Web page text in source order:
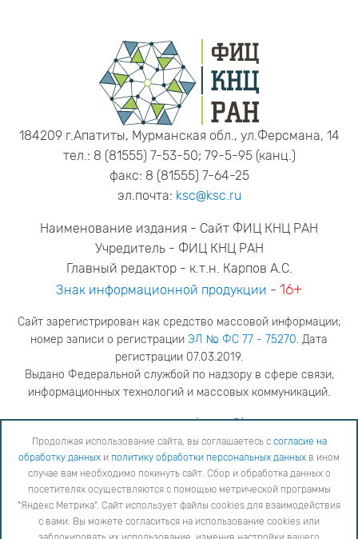
184209 г.Апатиты, Мурманская обл., ул.Ферсмана, 14
тел.: 8 (81555) 7-53-50; 79-5-95 (канц.)
факс: 8 (81555) 7-64-25
эл.почта: ksc@ksc.ru
Наименование издания - Сайт ФИЦ КНЦ РАН
Учредитель - ФИЦ КНЦ РАН
Главный редактор - к.т.н. Карпов А.С.
Знак информационной продукции - 16+
Сайт зарегистрирован как средство массовой информации;
номер записи о регистрации ЭЛ № ФС 77 - 75270. Дата
регистрации 07.03.2019.
Выдано Федеральной службой по надзору в сфере связи,
информационных технологий и массовых коммуникаций.
адрес редакцииya.stogova@ksc.ru
телефон редакции81555-79-516
Продолжая использование сайта, вы соглашаетесь с согласие на обработку данных
обработки персональных данных
в ином случае вам необходимо покинуть сайт. Сбор и обработка
данных о посетителях осуществляются с помощью метрической программы "Яндекс Метрика".
Сайт использует файлы cookies для взаимодействия с вами. Вы можете согласиться на
использование cookies или заблокировать их использование, изменив настройки вашего интернет-
Продолжая использование сайта, вы соглашаетесь с согласие на
обработку данных и политику обработки персональных данных в ином
случае вам необходимо покинуть сайт. Сбор и обработка данных о
посетителях осуществляются с помощью метрической программы
"Яндекс Метрика". Сайт использует файлы cookies для взаимодействия
с вами. Вы можете согласиться на использование cookies или